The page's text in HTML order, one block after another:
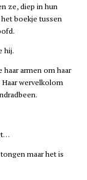
ze, diep in hun
boekje tussen
hij.
haar armen om haar
wervelkolom
maar het is